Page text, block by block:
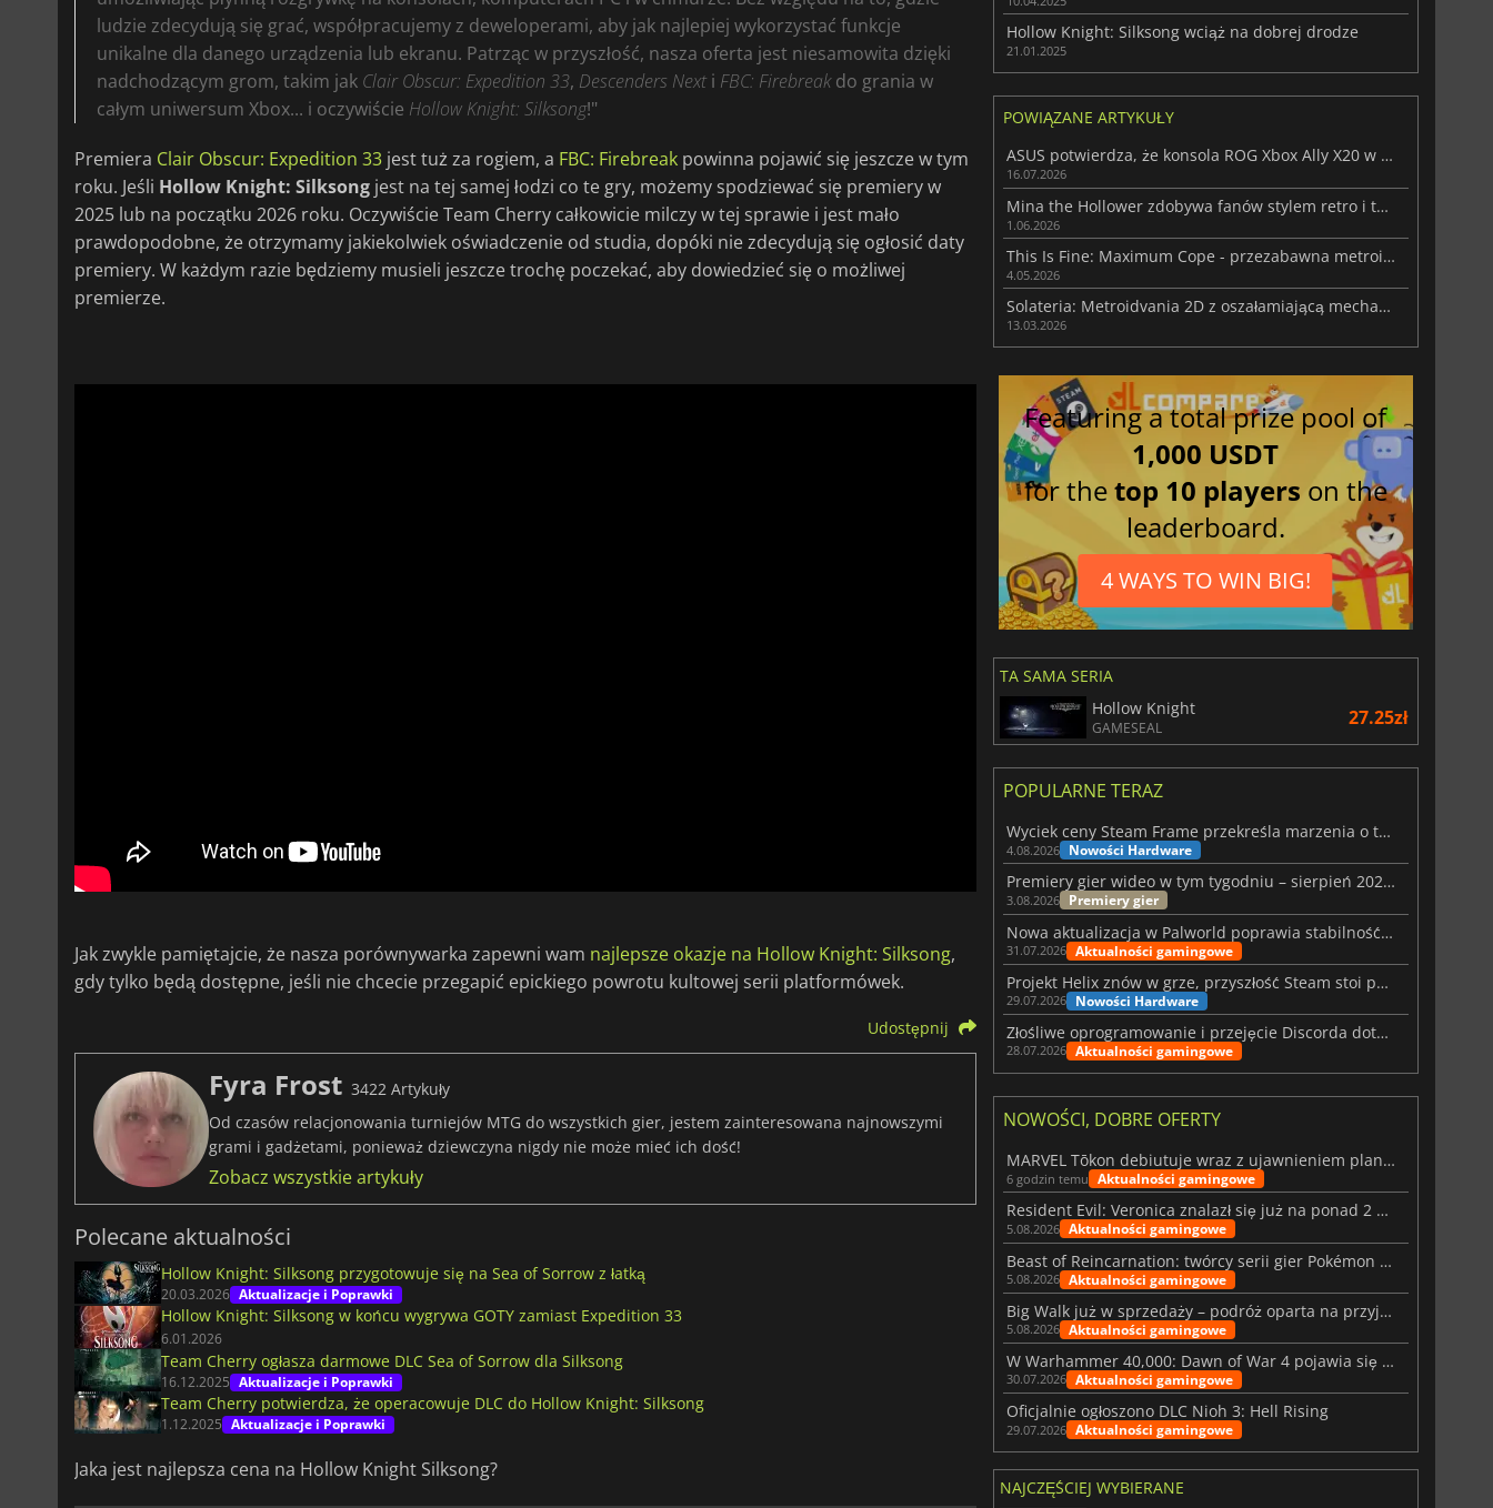
ludzie zdecydują się grać, współpracujemy z deweloperami, aby jak najlepiej wykorzystać funkcje
unikalne dla danego urządzenia lub ekranu. Patrząc w przyszłość, nasza oferta jest niesamowita dzięki
nadchodzącym grom, takim jak Clair Obscur: Expedition 33, Descenders Next i FBC: Firebreakdo grania w
całym uniwersum Xbox... i oczywiście Hollow Knight: Silksong!"
Premiera Clair Obscur: Expedition 33 jest tuż za rogiem, a FBC: Firebreak powinna pojawić się jeszcze w tym
roku. Jeśli Hollow Knight: Silksong jest na tej samej łodzi co te gry, możemy spodziewać się premiery w
2025 lub na początku 2026 roku. Oczywiście Team Cherry całkowicie milczy w tej sprawie i jest mało
prawdopodobne, że otrzymamy jakiekolwiek oświadczenie od studia, dopóki nie zdecydują się ogłosić daty
premiery. W każdym razie będziemy musieli jeszcze trochę poczekać, aby dowiedzieć się o możliwej
premierze.
Jak zwykle pamiętajcie, że nasza porównywarka zapewni wam najlepsze okazje na Hollow Knight: Silksong,
gdy tylko będą dostępne, jeśli nie chcecie przegapić epickiego powrotu kultowej serii platformówek.
Udostępnij
Fyra Frost 3422 Artykuły
Od czasów relacjonowania turniejów MTG do wszystkich gier, jestem zainteresowana najnowszymi
grami i gadżetami, ponieważ dziewczyna nigdy nie może mieć ich dość!
Zobacz wszystkie artykuły
Polecane aktualności
Hollow Knight: Silksong przygotowuje się na Sea of Sorrow z łatką
20.03.2026 Aktualizacje i Poprawki
Hollow Knight: Silksong w końcu wygrywa GOTY zamiast Expedition 33
6.01.2026
Team Cherry ogłasza darmowe DLC Sea of Sorrow dla Silksong
16.12.2025 Aktualizacje i Poprawki
Team Cherry potwierdza, że operacowuje DLC do Hollow Knight: Silksong
1.12.2025 Aktualizacje i Poprawki
Jaka jest najlepsza cena na Hollow Knight Silksong?
Hollow Knight: Silksong wciąż na dobrej drodze
21.01.2025
POWIĄZANE ARTYKUŁY
ASUS potwierdza, że konsola ROG Xbox Ally X20 w końcu trafi do sprzedaży
16.07.2026
Mina the Hollower zdobywa fanów stylem retro i twardą akcją
1.06.2026
This Is Fine: Maximum Cope - przezabawna metroidvania
4.05.2026
Solateria: Metroidvania 2D z oszałamiającą mechaniką parowania
13.03.2026
Featuring a total prize pool of
1,000 USDT
for thetop 10 players on the
leaderboard.
4 WAYS TO WIN BIG!
TA SAMA SERIA
Hollow Knight
GAMESEAL 27.25zł
POPULARNE TERAZ
Wyciek ceny Steam Frame przekreśla marzenia o tanim zestawie VR
4.08.2026 Nowości Hardware
Premiery gier wideo w tym tygodniu – sierpień 2026 r. (32. tydzień)
3.08.2026 Premiery gier
Nowa aktualizacja w Palworld poprawia stabilność Sunreach i walk z bossami
31.07.2026 Aktualności gamingowe
Projekt Helix znów w grze, przyszłość Steam stoi pod znakiem zapytania
29.07.2026 Nowości Hardware
Złośliwe oprogramowanie i przejęcie Discorda dotknęły Meccha Chameleon
28.07.2026 Aktualności gamingowe
NOWOŚCI, DOBRE OFERTY
MARVEL Tōkon debiutuje wraz z ujawnieniem planu rozwoju na pierwszy rok
6 godzin temu Aktualności gamingowe
Resident Evil: Veronica znalazł się już na ponad 2 milionach list życzeń
5.08.2026 Aktualności gamingowe
Beast of Reincarnation: twórcy serii gier Pokémon wkraczają na nową ścieżkę
5.08.2026 Aktualności gamingowe
Big Walk już w sprzedaży – podróż oparta na przyjaźni
5.08.2026 Aktualności gamingowe
W Warhammer 40,000: Dawn of War 4 pojawia się frakcja Nekronów
30.07.2026 Aktualności gamingowe
Oficjalnie ogłoszono DLC Nioh 3: Hell Rising
29.07.2026 Aktualności gamingowe
NAJCZĘŚCIEJ WYBIERANE